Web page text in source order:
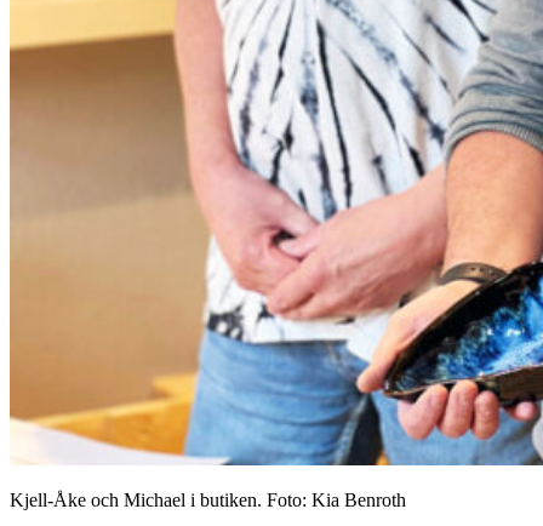
Kjell-Åke och Michael i butiken. Foto: Kia Benroth